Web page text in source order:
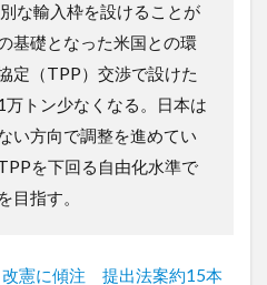
な輸入枠を設けることが
基礎となった米国との環
定（TPP）交渉で設けた
トン少なくなる。日本は
い方向で調整を進めてい
を下回る自由化水準で
目指す。
改憲に傾注 提出法案約15本